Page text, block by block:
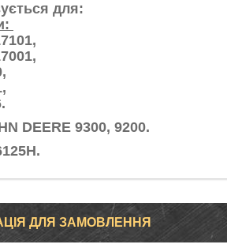
для:
DEERE 9300, 9200.
ДЛЯ ЗАМОВЛЕННЯ